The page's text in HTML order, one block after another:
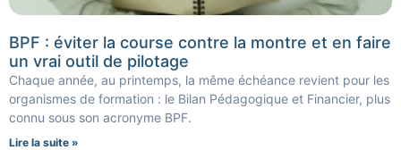
BPF : éviter la course contre la montre et en faire
un vrai outil de pilotage
Chaque année, au printemps, la même échéance revient pour les
organismes de formation : le Bilan Pédagogique et Financier, plus
connu sous son acronyme BPF.
Lire la suite »